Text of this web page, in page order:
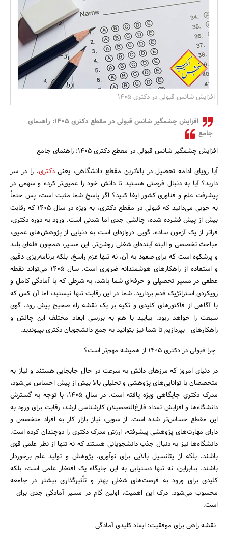
بانک، بیمه و سرمایه
مسکن و ساختمان
افزایش شانس قبولی در دکتری 1405
افزایش چشمگیر شانس قبولی در مقطع دکتری 1405: راهنمای
جامع
افزایش چشمگیر شانس قبولی در مقطع دکتری 1405: راهنمای جامع
آیا رویای ادامه تحصیل در بالاترین مقطع دانشگاهی، یعنیدکتری، را در سر
دارید؟ آیا به دنبال فرصتی هستید تا دانش خود را عمیق‌تر کرده و سهمی در
پیشرفت علم و فناوری کشور ایفا کنید؟ اگر پاسخ شما مثبت است، پس حتماً
به خوبی می‌دانید که قبولی در مقطع دکتری، به ویژه در سال 1405 که رقابت
بیش از پیش فشرده شده، چالشی جدی اما شدنی است. ورود به دوره دکتری،
فراتر از یک آزمون ساده، گویی دروازه‌ای است به دنیایی از پژوهش‌های عمیق،
مباحث تخصصی و البته آینده‌ای شغلی روشن‌تر. این مسیر، همچون قله‌ای بلند
و پرشکوه است که برای صعود به آن، نه تنها عزم راسخ، بلکه برنامه‌ریزی دقیق
و استفاده از راهکارهای هوشمندانه ضروری است. سال 1405 می‌تواند نقطه
عطفی در مسیر تحصیلی و حرفه‌ای شما باشد، به شرطی که با آمادگی کامل و
رویکردی استراتژیک قدم بردارید. شما در این رقابت تنها نیستید، اما آن کس که
با آگاهی از فاکتورهای کلیدی و تکیه بر یک نقشه راه صحیح پیش رود، گوی
سبقت را خواهد ربود. بیایید با هم به بررسی ابعاد مختلف این چالش و
راهکارهای بپردازیم تا شما نیز بتوانید به جمع دانشجویان دکتری بپیوندید.
چرا قبولی در دکتری 1405 از همیشه مهم‌تر است؟
در دنیای امروز که مرزهای دانش به سرعت در حال جابجایی هستند و نیاز به
متخصصان با توانایی‌های پژوهشی و تحلیلی بالا بیش از پیش احساس می‌شود،
مدرک دکتری جایگاهی ویژه یافته است. در سال 1405، با توجه به گسترش
دانشگاه‌ها و افزایش تعداد فارغ‌التحصیلان کارشناسی ارشد، رقابت برای ورود به
این مقطع حساس‌تر شده است. از سویی، نیاز بازار کار به افراد متخصص و
دارای مهارت‌های پژوهشی پیشرفته، ارزش مدرک دکتری را دوچندان کرده است.
دانشگاه‌ها نیز به دنبال جذب دانشجویانی هستند که نه تنها از نظر علمی قوی
باشند، بلکه از پتانسیل بالایی برای نوآوری، پژوهش و تولید علم برخوردار
باشند. بنابراین، نه تنها دستیابی به این جایگاه یک افتخار علمی است، بلکه
کلیدی برای ورود به فرصت‌های شغلی بهتر و تأثیرگذاری بیشتر در جامعه
محسوب می‌شود. درک این اهمیت، اولین گام در مسیر آمادگی جدی برای
است.
نقشه راهی برای موفقیت: ابعاد کلیدی آمادگی